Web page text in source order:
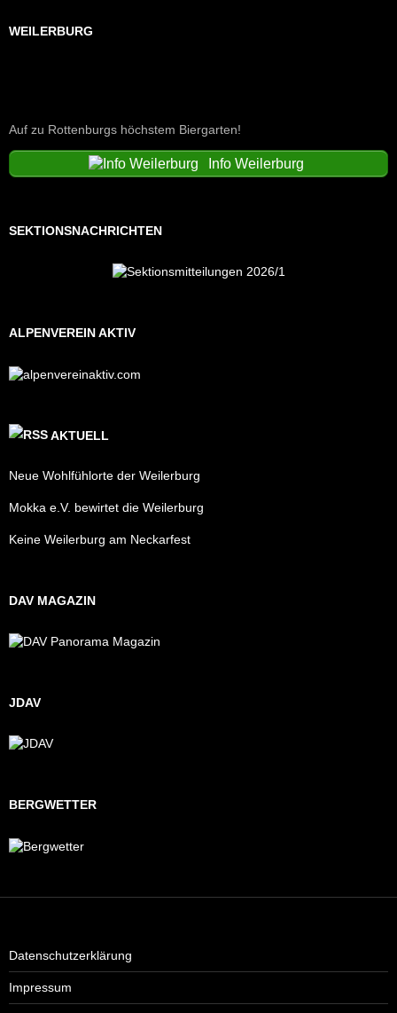
WEILERBURG
Auf zu Rottenburgs höchstem Biergarten!
Info Weilerburg
SEKTIONSNACHRICHTEN
ALPENVEREIN AKTIV
AKTUELL
Neue Wohlfühlorte der Weilerburg
Mokka e.V. bewirtet die Weilerburg
Keine Weilerburg am Neckarfest
DAV MAGAZIN
JDAV
BERGWETTER
Datenschutzerklärung
Impressum